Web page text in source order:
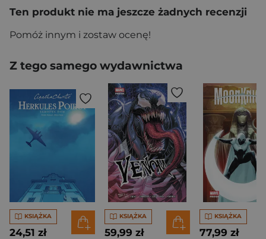
Ten produkt nie ma jeszcze żadnych recenzji
Pomóż innym i zostaw ocenę!
Z tego samego wydawnictwa
KSIĄŻKA
24,51 zł
KSIĄŻKA
59,99 zł
KSIĄŻKA
77,99 zł